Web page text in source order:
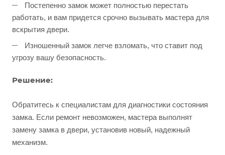
Постепенно замок может полностью перестать
работать, и вам придется срочно вызывать мастера для
вскрытия двери.
Изношенный замок легче взломать, что ставит под
угрозу вашу безопасность.
Решение:
Обратитесь к специалистам для диагностики состояния
замка. Если ремонт невозможен, мастера выполнят
замену замка в двери, установив новый, надежный
механизм.